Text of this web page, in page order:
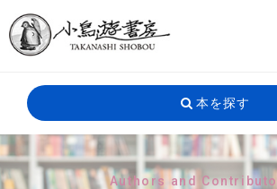
本を探す
Authors and